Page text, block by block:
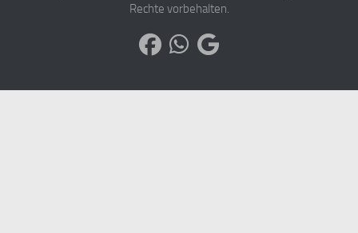
Rechte vorbehalten.